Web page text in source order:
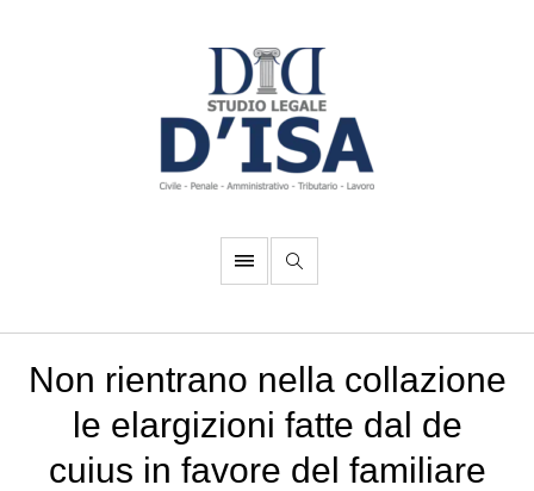
Non rientrano nella collazione
le elargizioni fatte dal de
cuius in favore del familiare